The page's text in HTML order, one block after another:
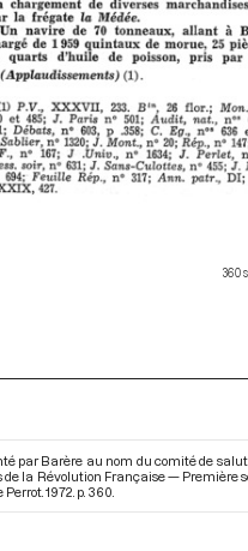
360
par Barère au nom du comité de
la Révolution Française — Première
1972. p. 360.